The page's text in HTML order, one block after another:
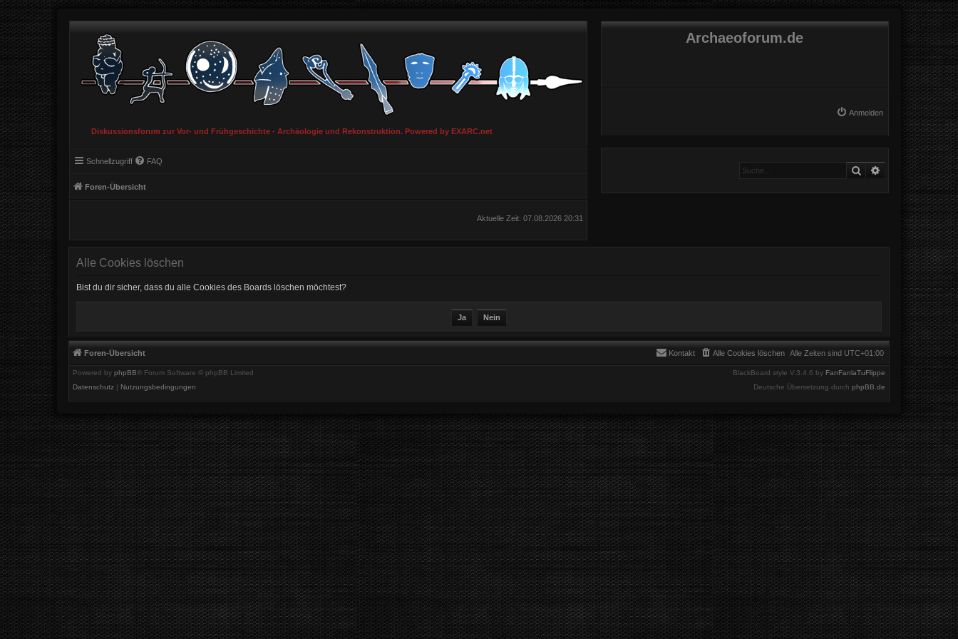
Diskussionsforum zur Vor- und Frühgeschichte - Archäologie und Rekonstruktion. Powered by EXARC.net
Archaeoforum.de
Anmelden
Schnellzugriff FAQ
Foren-Übersicht
Suche Erweiterte Suche
Aktuelle Zeit: 07.08.2026 20:31
Alle Cookies löschen
Bist du dir sicher, dass du alle Cookies des Boards löschen möchtest?
Foren-Übersicht Alle Zeiten sind UTC+01:00
Alle Cookies löschen
Kontakt
Powered by phpBB® Forum Software © phpBB Limited BlackBoard style V.3.4.6 by FanFanlaTuFlippe
Deutsche Übersetzung durch phpBB.de
Datenschutz Nutzungsbedingungen